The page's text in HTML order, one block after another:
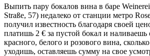
Выпить пару бокалов вина в баре
Straße, 57) недалеко от станции метро
получил известность благодаря своей
платишь 2 € за пустой бокал и наливаешь
красного, белого и розового вина,
уходишь, оставляешь сумму на свое